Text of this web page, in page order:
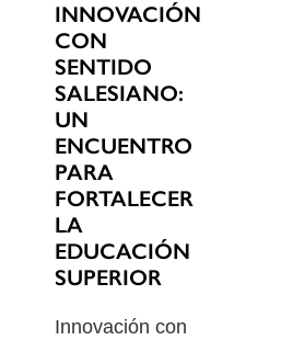
INNOVACIÓN
CON
SENTIDO
SALESIANO:
UN
ENCUENTRO
PARA
FORTALECER
LA
EDUCACIÓN
SUPERIOR
Innovación con